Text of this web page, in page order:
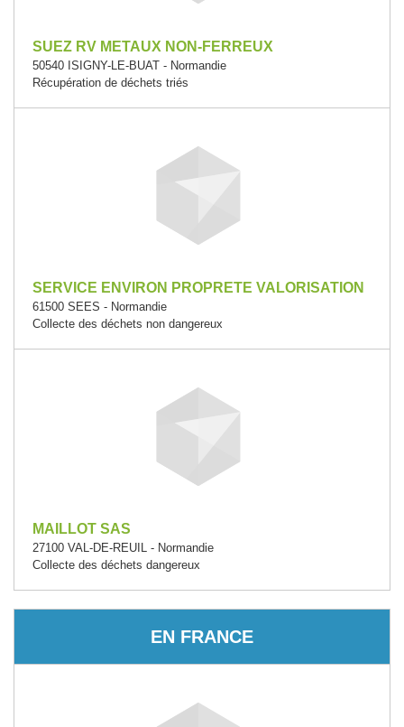
SUEZ RV METAUX NON-FERREUX
50540 ISIGNY-LE-BUAT - Normandie
Récupération de déchets triés
SERVICE ENVIRON PROPRETE VALORISATION
61500 SEES - Normandie
Collecte des déchets non dangereux
MAILLOT SAS
27100 VAL-DE-REUIL - Normandie
Collecte des déchets dangereux
EN FRANCE